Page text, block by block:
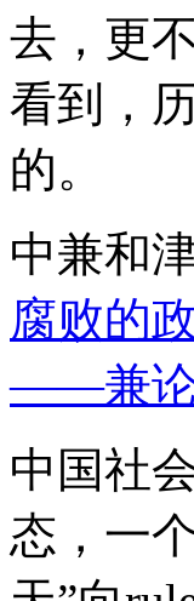
去，更
看到，
的。
中兼和
腐败的
——兼论
中国社
态，一